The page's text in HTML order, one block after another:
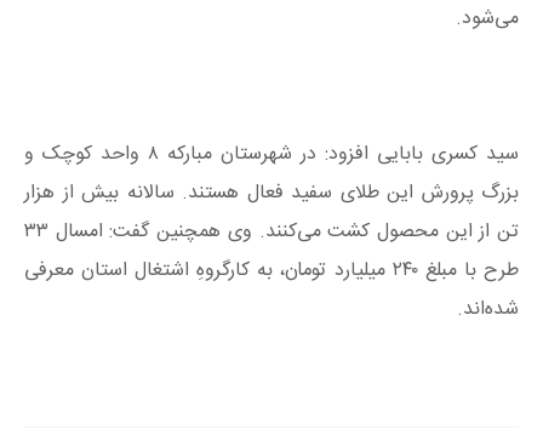
می‌شود.
سید کسری بابایی افزود: در شهرستان مبارکه ۸ واحد کوچک و
بزرگ پرورش این طلای سفید فعال هستند. سالانه بیش از هزار
تن از این محصول کشت می‌کنند. وی همچنین گفت: امسال ۳۳
طرح با مبلغ ۲۴۰ میلیارد تومان، به کارگروهِ اشتغال استان معرفی
شده‌اند.